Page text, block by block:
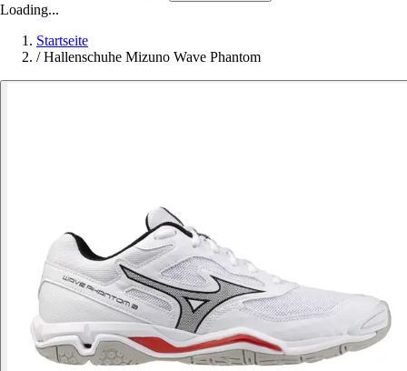
Loading...
Startseite
/ Hallenschuhe Mizuno Wave Phantom